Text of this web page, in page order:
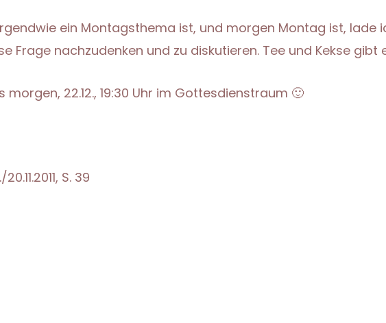
ein Montagsthema ist, und morgen Montag ist, lade
Frage nachzudenken und zu diskutieren. Tee und Kekse gibt
morgen, 22.12., 19:30 Uhr im Gottesdienstraum 🙂
S. 39